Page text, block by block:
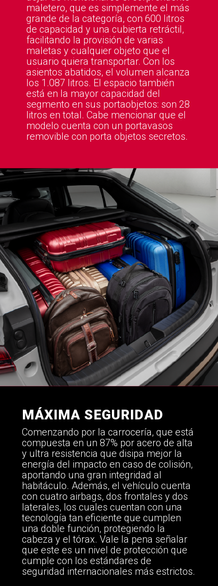
maletero, que es simplemente el más
grande de la categoría, con 600 litros
de capacidad y una cubierta retráctil,
facilitando la provisión de varias
maletas y cualquier objeto que el
usuario quiera transportar. Con los
asientos abatidos, el volumen alcanza
los 1.087 litros. El espacio también
está en la mayor capacidad del
segmento en sus portaobjetos: son 28
litros en total. Cabe mencionar que el
modelo cuenta con un portavasos
removible con porta objetos secretos.
MÁXIMA SEGURIDAD
Comenzando por la carrocería, que está
compuesta en un 87% por acero de alta
y ultra resistencia que disipa mejor la
energía del impacto en caso de colisión,
aportando una gran integridad al
habitáculo. Además, el vehículo cuenta
con cuatro airbags, dos frontales y dos
laterales, los cuales cuentan con una
tecnología tan eficiente que cumplen
una doble función, protegiendo la
cabeza y el tórax. Vale la pena señalar
que este es un nivel de protección que
cumple con los estándares de
seguridad internacionales más estrictos.